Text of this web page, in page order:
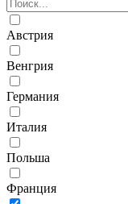
Австрия
Венгрия
Германия
Италия
Польша
Франция